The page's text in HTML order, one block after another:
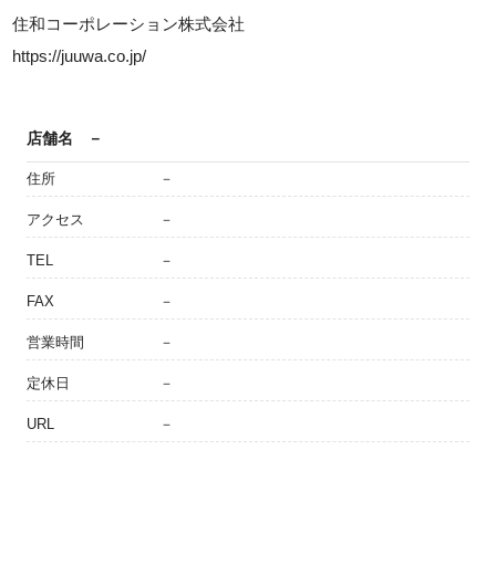
住和コーポレーション株式会社
https://juuwa.co.jp/
店舗名 －
住所 －
アクセス －
TEL －
FAX －
営業時間 －
定休日 －
URL －